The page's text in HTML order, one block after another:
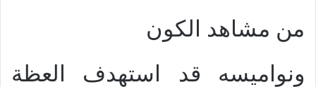
من مشاهد الكون
ونواميسه قد استهدف العظة